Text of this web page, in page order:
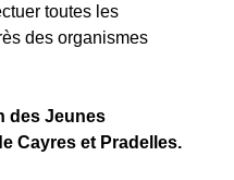
toutes les
des organismes
des Jeunes
Cayres et Pradelles.